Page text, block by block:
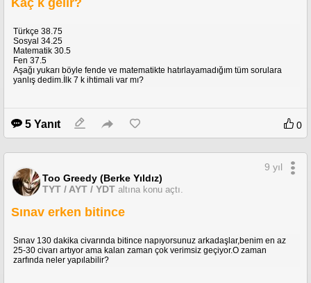
Türkçe 38.75
Sosyal 34.25
Matematik 30.5
Fen 37.5
Aşağı yukarı böyle fende ve matematikte hatırlayamadığım tüm sorulara
yanlış dedim.İlk 7 k ihtimali var mı?
5 Yanıt 0
Too Greedy (Berke Yıldız)
TYT / AYT / YDT altına konu açtı.
9 yıl
Sınav erken bitince
Sınav 130 dakika civarında bitince napıyorsunuz arkadaşlar,benim en az
25-30 civarı artıyor ama kalan zaman çok verimsiz geçiyor.O zaman
zarfında neler yapılabilir?